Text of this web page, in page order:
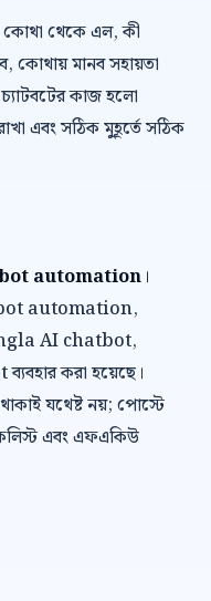
কোথা থেকে এল, কী
কোথায় মানব সহায়তা
কাজ হলো
এবং সঠিক মুহূর্তে সঠিক
automation ।
automation,
AI chatbot,
করা হয়েছে।
যথেষ্ট নয়; পোস্টে
এবং এফএকিউ